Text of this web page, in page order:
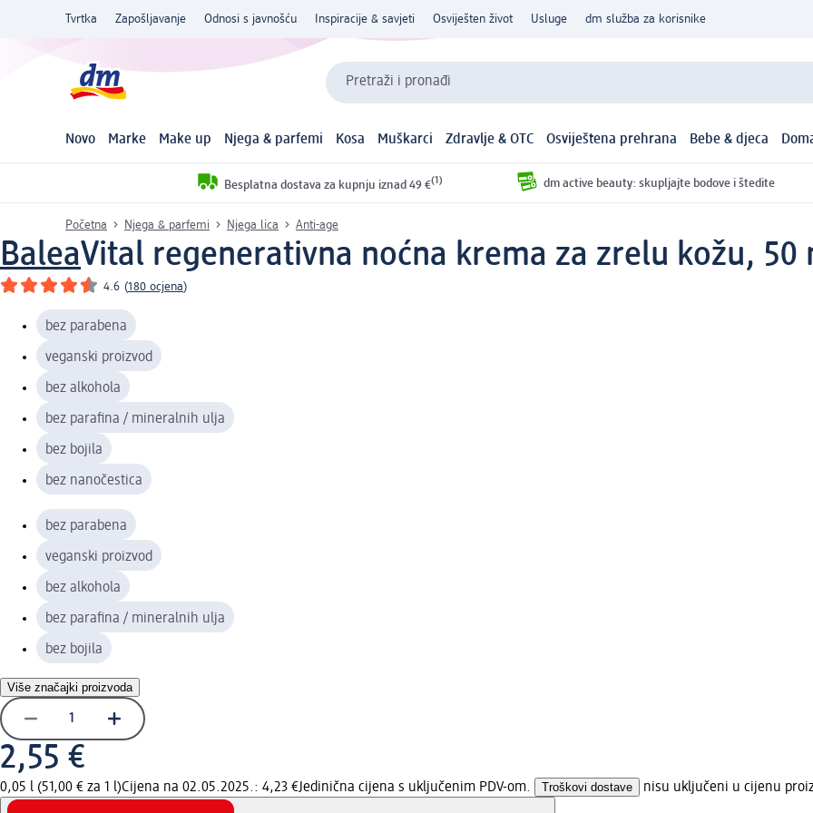
Tvrtka Zapošljavanje Odnosi s javnošću Inspiracije & savjeti Osviješten život Usluge dm služba za korisnike
Pretraži i pronađi
Novo Marke Make up Njega & parfemi Kosa Muškarci Zdravlje & OTC Osviještena prehrana Bebe & djeca
Besplatna dostava za kupnju iznad 49 €(1) dm active beauty: skupljajte bodove i štedite
Početna Njega & parfemi Njega lica Anti-age
BaleaVital regenerativna noćna krema za zrelu kožu, 50
4.6 (180 ocjena)
bez parabena
veganski proizvod
bez alkohola
bez parafina / mineralnih ulja
bez bojila
bez nanočestica
bez parabena
veganski proizvod
bez alkohola
bez parafina / mineralnih ulja
bez bojila
Više značajki proizvoda
2,55 €
0,05 l (51,00 € za 1 l)Cijena na 02.05.2025.: 4,23 €Jedinična cijena s uključenim PDV-om. Troškovi dostave nisu uključeni u cijenu